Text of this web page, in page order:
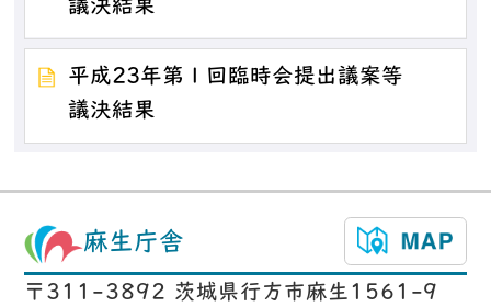
議決結果
平成23年第１回臨時会提出議案等
議決結果
麻生庁舎
〒311-3892 茨城県行方市麻生1561-9